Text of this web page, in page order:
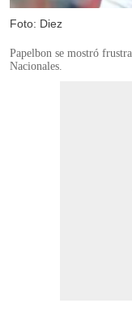
Foto: Diez
Papelbon se mostró
Nacionales.